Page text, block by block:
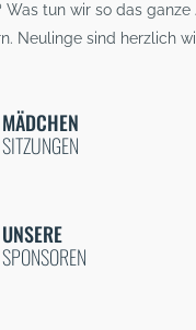
tun wir so das
Neulinge sind herzlich
MÄDCHEN
SITZUNGEN
UNSERE
SPONSOREN